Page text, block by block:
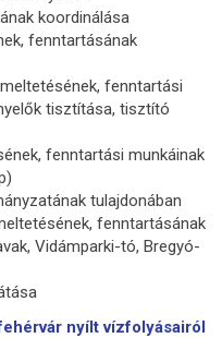
koordinálása
fenntartásának
fenntartási
tisztítása, tisztító
fenntartási munkáinak
tulajdonában
fenntartásának
Vidámparki-tó, Bregyó-
nyílt vízfolyásairól